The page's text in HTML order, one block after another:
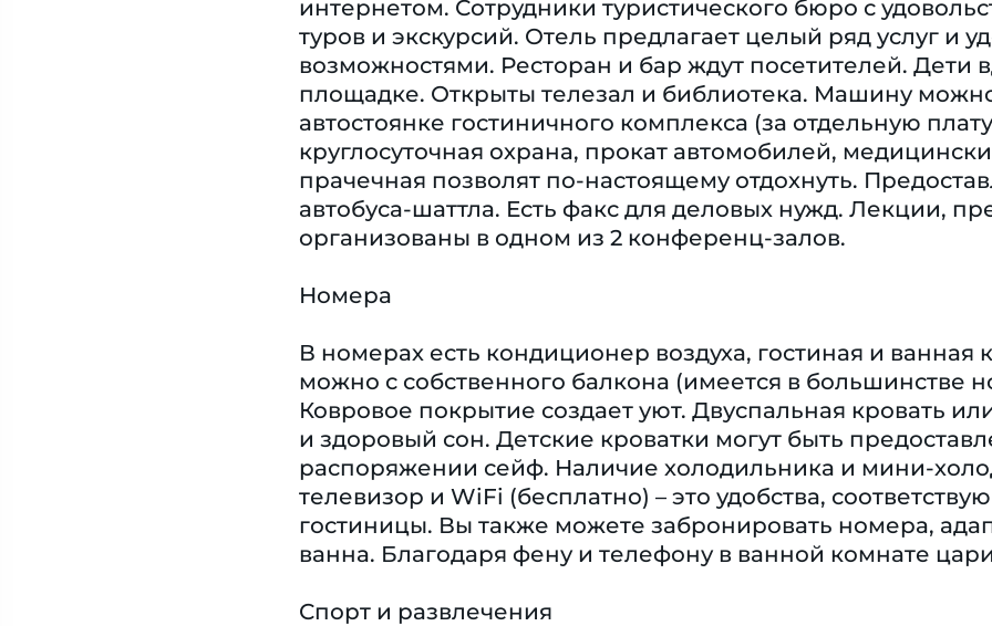
интернетом. Сотрудники туристического бюро с
туров и экскурсий. Отель предлагает целый ряд услуг и
возможностями. Ресторан и бар ждут посетителей. Дети
площадке. Открыты телезал и библиотека. Машину
автостоянке гостиничного комплекса (за отдельную
круглосуточная охрана, прокат автомобилей,
прачечная позволят по-настоящему отдохнуть.
автобуса-шаттла. Есть факс для деловых нужд. Лекции,
организованы в одном из 2 конференц-залов.
Номера
В номерах есть кондиционер воздуха, гостиная и
можно с собственного балкона (имеется в большинстве
Ковровое покрытие создает уют. Двуспальная кровать
и здоровый сон. Детские кроватки могут быть
распоряжении сейф. Наличие холодильника и мини-
телевизор и WiFi (бесплатно) – это удобства,
гостиницы. Вы также можете забронировать номера,
ванна. Благодаря фену и телефону в ванной комнате
Спорт и развлечения